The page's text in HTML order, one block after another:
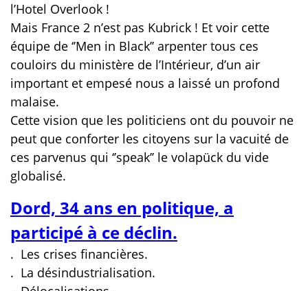
l’Hotel Overlook !
Mais France 2 n’est pas Kubrick ! Et voir cette
équipe de ‘’Men in Black’’ arpenter tous ces
couloirs du ministère de l’Intérieur, d’un air
important et empesé nous a laissé un profond
malaise.
Cette vision que les politiciens ont du pouvoir ne
peut que conforter les citoyens sur la vacuité de
ces parvenus qui ‘’speak’’ le volapück du vide
globalisé.
Dord, 34 ans en politique, a
participé à ce déclin.
. Les crises financières.
. La désindustrialisation.